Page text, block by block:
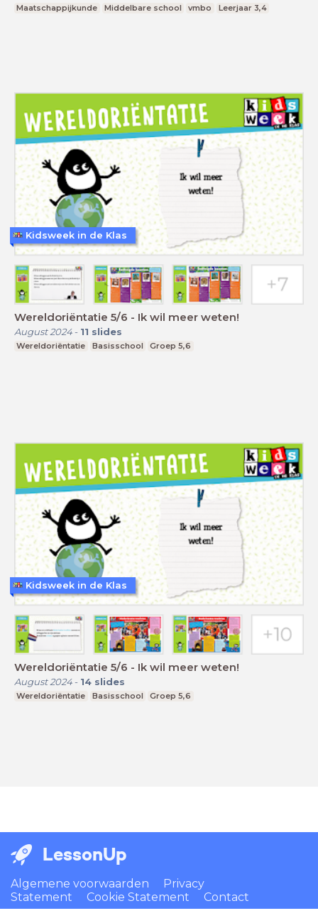
Maatschappijkunde Middelbare school vmbo Leerjaar 3,4
Wereldoriëntatie 5/6 - Ik wil meer weten!
August 2024- 11 slides
Wereldoriëntatie Basisschool Groep 5,6
Kidsweek in de Klas
Wereldoriëntatie 5/6 - Ik wil meer weten!
August 2024- 14 slides
Wereldoriëntatie Basisschool Groep 5,6
Kidsweek in de Klas
LessonUp
Algemene voorwaarden
Privacy
Statement
Cookie Statement Contact